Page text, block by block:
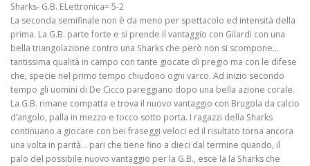
Sharks- G.B. ELettronica= 5-2
La seconda semifinale non è da meno per spettacolo ed intensità della
prima. La G.B. parte forte e si prende il vantaggio con Gilardi con una
bella triangolazione contro una Sharks che però non si scompone…
tantissima qualità in campo con tante giocate di pregio ma con le difese
che, specie nel primo tempo chiudono ogni varco. Ad inizio secondo
tempo gli uomini di De Cicco pareggiano dopo una bella azione corale.
La G.B. rimane compatta e trova il nuovo vantaggio con Brugola da calcio
d’angolo, palla in mezzo e tocco sotto porta. I ragazzi della Sharks
continuano a giocare con bei fraseggi veloci ed il risultato torna ancora
una volta in parità… pari che tiene fino a dieci dal termine quando, il
palo del possibile nuovo vantaggio per la G.B., esce la la Sharks che